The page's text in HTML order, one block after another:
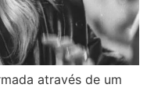
através de um